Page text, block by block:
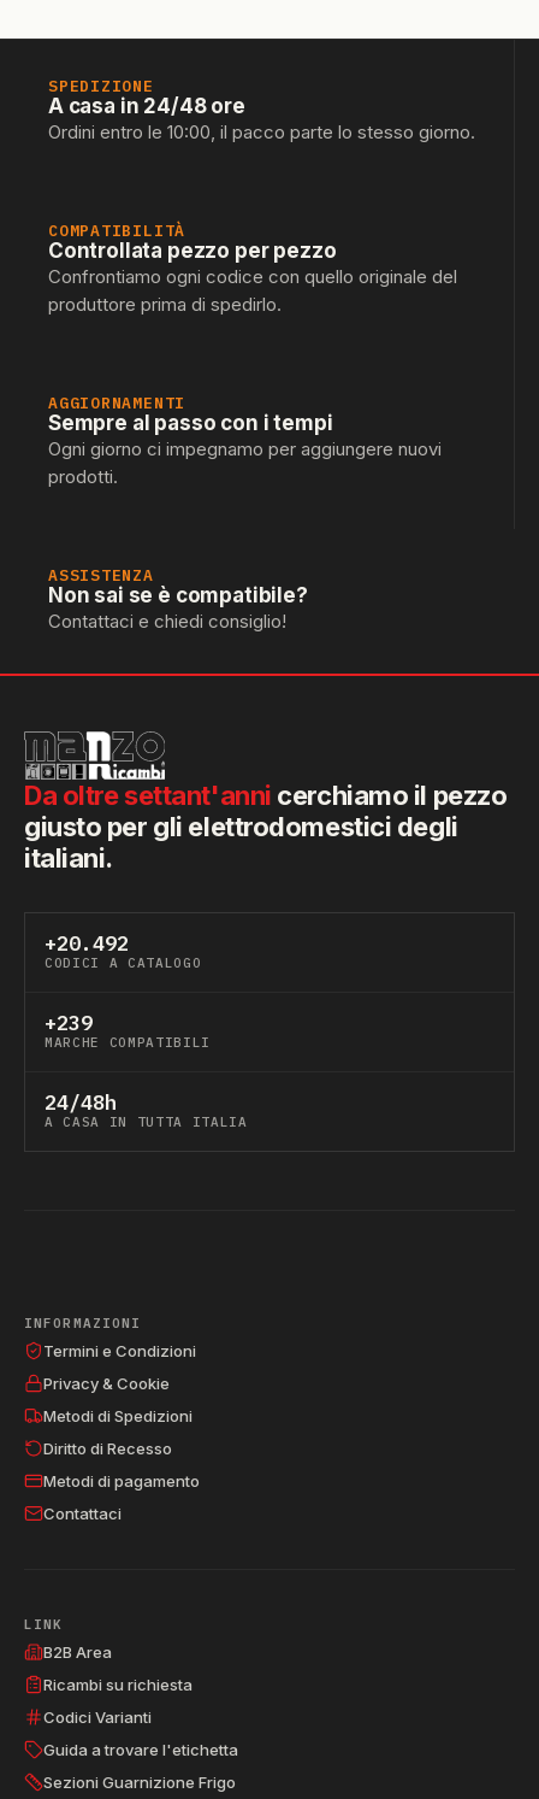
SPEDIZIONE
A casa in 24/48 ore
Ordini entro le 10:00, il pacco parte lo stesso giorno.
COMPATIBILITÀ
Controllata pezzo per pezzo
Confrontiamo ogni codice con quello originale del
produttore prima di spedirlo.
AGGIORNAMENTI
Sempre al passo con i tempi
Ogni giorno ci impegnamo per aggiungere nuovi
prodotti.
ASSISTENZA
Non sai se è compatibile?
Contattaci e chiedi consiglio!
Da oltre settant'anni cerchiamo il pezzo
giusto per gli elettrodomestici degli
italiani.
+20.492
CODICI A CATALOGO
+239
MARCHE COMPATIBILI
24/48h
A CASA IN TUTTA ITALIA
INFORMAZIONI
Termini e Condizioni
Privacy & Cookie
Metodi di Spedizioni
Diritto di Recesso
Metodi di pagamento
Contattaci
LINK
B2B Area
Ricambi su richiesta
Codici Varianti
Guida a trovare l'etichetta
Sezioni Guarnizione Frigo